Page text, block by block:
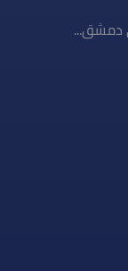
دمشق...